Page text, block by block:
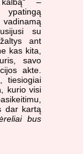
–
vadinamą
su
ant
kas kita,
savo
akte.
tiesiogiai
kurio visi
dar kartą
bus